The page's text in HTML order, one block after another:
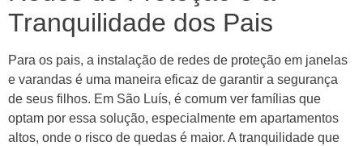
Tranquilidade dos Pais
Para os pais, a instalação de redes de proteção em janelas
e varandas é uma maneira eficaz de garantir a segurança
de seus filhos. Em São Luís, é comum ver famílias que
optam por essa solução, especialmente em apartamentos
altos, onde o risco de quedas é maior. A tranquilidade que